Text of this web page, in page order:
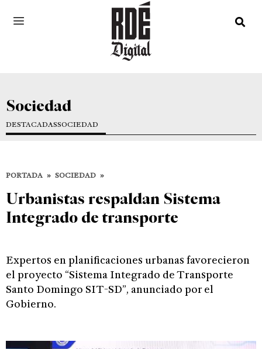
Sociedad
DESTACADASSOCIEDAD
PORTADA » SOCIEDAD »
Urbanistas respaldan Sistema
Integrado de transporte
Expertos en planificaciones urbanas favorecieron
el proyecto “Sistema Integrado de Transporte
Santo Domingo SIT-SD”, anunciado por el
Gobierno.